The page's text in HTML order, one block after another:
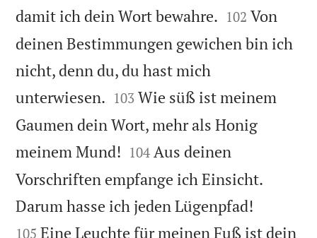
damit ich dein Wort bewahre. 

102 Von
deinen Bestimmungen gewichen bin ich
nicht, denn du, du hast mich
unterwiesen. 

103 Wie süß ist meinem
Gaumen dein Wort, mehr als Honig
meinem Mund! 

104 Aus deinen
Vorschriften empfange ich Einsicht.
Darum hasse ich jeden Lügenpfad!
105 Eine Leuchte für meinen Fuß ist dein